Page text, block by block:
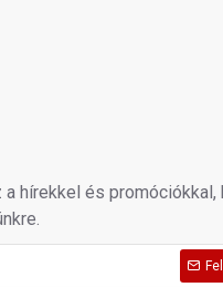
a hírekkel és promóciókkal,